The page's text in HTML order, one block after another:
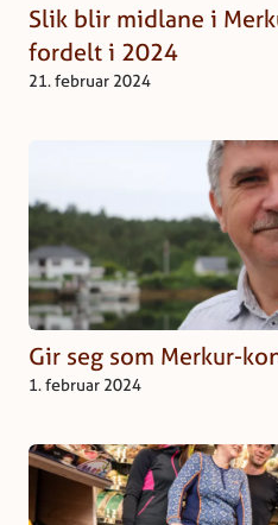
Slik blir midlane i
fordelt i 2024
21. februar 2024
Gir seg som Merkur-
1. februar 2024